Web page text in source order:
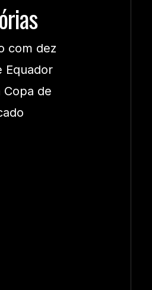
com dez
Equador
Copa de